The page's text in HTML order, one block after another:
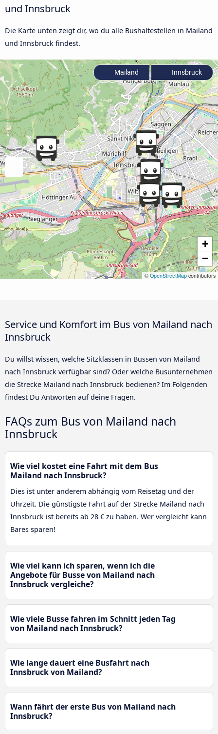
und Innsbruck
Die Karte unten zeigt dir, wo du alle Bushaltestellen in Mailand
und Innsbruck findest.
+
−
© OpenStreetMap contributors
Mailand Innsbruck
Service und Komfort im Bus von Mailand nach
Innsbruck
Du willst wissen, welche Sitzklassen in Bussen von Mailand
nach Innsbruck verfügbar sind? Oder welche Busunternehmen
die Strecke Mailand nach Innsbruck bedienen? Im Folgenden
findest Du Antworten auf deine Fragen.
FAQs zum Bus von Mailand nach
Innsbruck
Wie viel kostet eine Fahrt mit dem Bus
Mailand nach Innsbruck?
Dies ist unter anderem abhängig vom Reisetag und der
Uhrzeit. Die günstigste Fahrt auf der Strecke Mailand nach
Innsbruck ist bereits ab 28 € zu haben. Wer vergleicht kann
Bares sparen!
Wie viel kann ich sparen, wenn ich die
Angebote für Busse von Mailand nach
Innsbruck vergleiche?
Wie viele Busse fahren im Schnitt jeden Tag
von Mailand nach Innsbruck?
Wie lange dauert eine Busfahrt nach
Innsbruck von Mailand?
Wann fährt der erste Bus von Mailand nach
Innsbruck?